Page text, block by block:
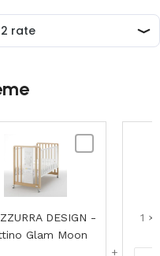
Glam
DESIGN -
Glam Moon
1 ×